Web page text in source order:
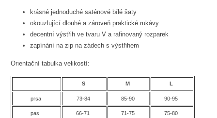
krásné jednoduché saténové bílé šaty
okouzlující dlouhé a zároveň praktické rukávy
decentní výstřih ve tvaru V a rafinovaný rozparek
zapínání na zip na zádech s výstřihem
Orientační tabulka velikostí:
S M L
prsa 73-84 85-90 90-95
pas 66-71 71-75 75-80